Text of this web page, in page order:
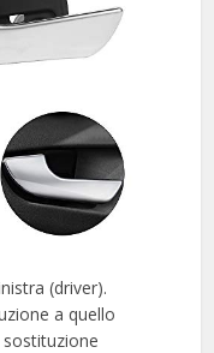
(driver).
a quello